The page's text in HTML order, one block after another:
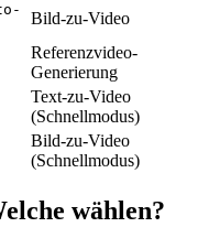
Bild-zu-Video
Referenzvideo-
Generierung
Text-zu-Video
(Schnellmodus)
Bild-zu-Video
(Schnellmodus)
wählen?